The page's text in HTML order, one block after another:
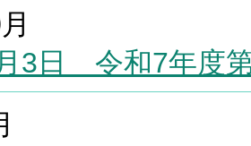
3日 令和7年度